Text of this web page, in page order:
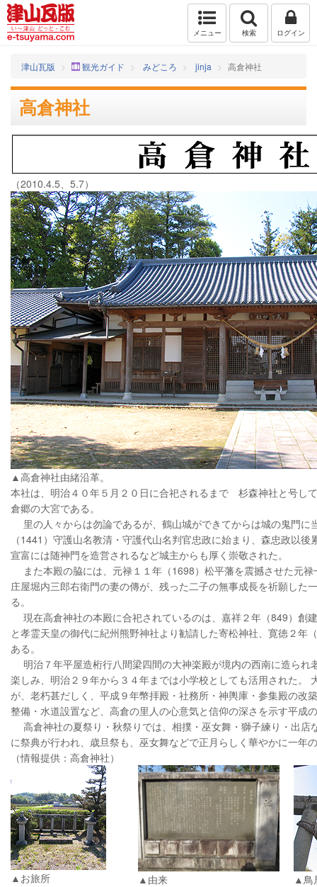
メニュー 検索 ログイン
津山瓦版 観光ガイド みどころ jinja 高倉神社
高倉神社
（2010.4.5、5.7）
▲高倉神社由緒沿革。
本社は、明治４０年５月２０日に合祀されるまで 杉森神社と号し
倉郷の大宮である。
里の人々からは勿論であるが、鶴山城ができてからは城の鬼門に
（1441）守護山名教清・守護代山名判官忠政に始まり、森忠政以
宣富には随神門を造営されるなど城主からも厚く崇敬された。
また本殿の脇には、元禄１１年（1698）松平藩を震撼させた元禄
庄屋堀内三郎右衛門の妻の傳が、残った二子の無事成長を祈願した
る。
現在高倉神社の本殿に合祀されているのは、嘉祥２年（849）創
と孝霊天皇の御代に紀州熊野神社より勧請した寄松神社、寛徳２年
ある。
明治７年平屋造桁行八間梁四間の大神楽殿が境内の西南に造られ
楽しみ、明治２９年から３４年までは小学校としても活用された。
が、老朽甚だしく、平成９年幣拝殿・社務所・神輿庫・参集殿の改
整備・水道設置など、高倉の里人の心意気と信仰の深さを示す平成
高倉神社の夏祭り・秋祭りでは、相撲・巫女舞・獅子練り・出店
に祭典が行われ、歳旦祭も、巫女舞などで正月らしく華やかに一年
（情報提供：高倉神社）
▲お旅所 ▲由来 ▲鳥